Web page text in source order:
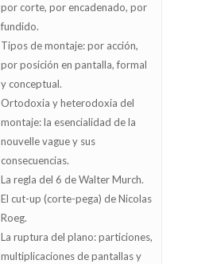
por corte, por encadenado, por
fundido.
Tipos de montaje: por acción,
por posición en pantalla, formal
y conceptual.
Ortodoxia y heterodoxia del
montaje: la esencialidad de la
nouvelle vague y sus
consecuencias.
La regla del 6 de Walter Murch.
El cut-up (corte-pega) de Nicolas
Roeg.
La ruptura del plano: particiones,
multiplicaciones de pantallas y